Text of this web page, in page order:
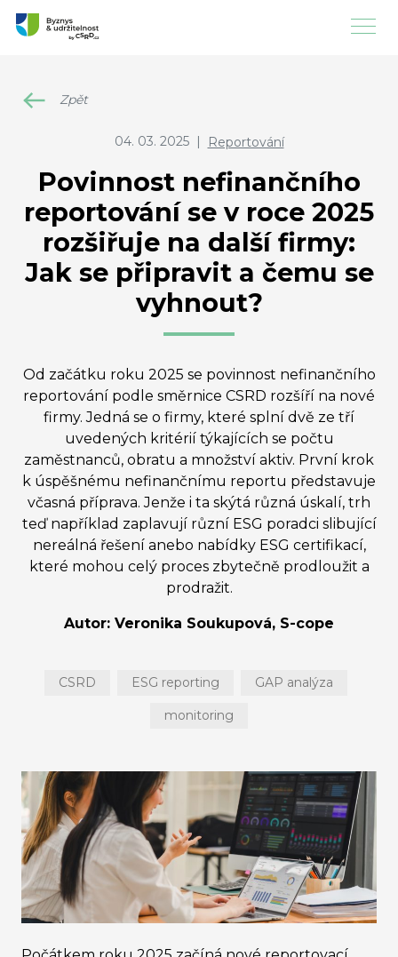
Zpět
04. 03. 2025 | Reportování
Povinnost nefinančního
reportování se v roce 2025
rozšiřuje na další firmy:
Jak se připravit a čemu se
vyhnout?
Od začátku roku 2025 se povinnost nefinančního
reportování podle směrnice CSRD rozšíří na nové
firmy. Jedná se o firmy, které splní dvě ze tří
uvedených kritérií týkajících se počtu
zaměstnanců, obratu a množství aktiv. První krok
k úspěšnému nefinančnímu reportu představuje
včasná příprava. Jenže i ta skýtá různá úskalí, trh
teď například zaplavují různí ESG poradci slibující
nereálná řešení anebo nabídky ESG certifikací,
které mohou celý proces zbytečně prodloužit a
prodražit.
Autor: Veronika Soukupová, S-cope
CSRD ESG reporting GAP analýza
monitoring